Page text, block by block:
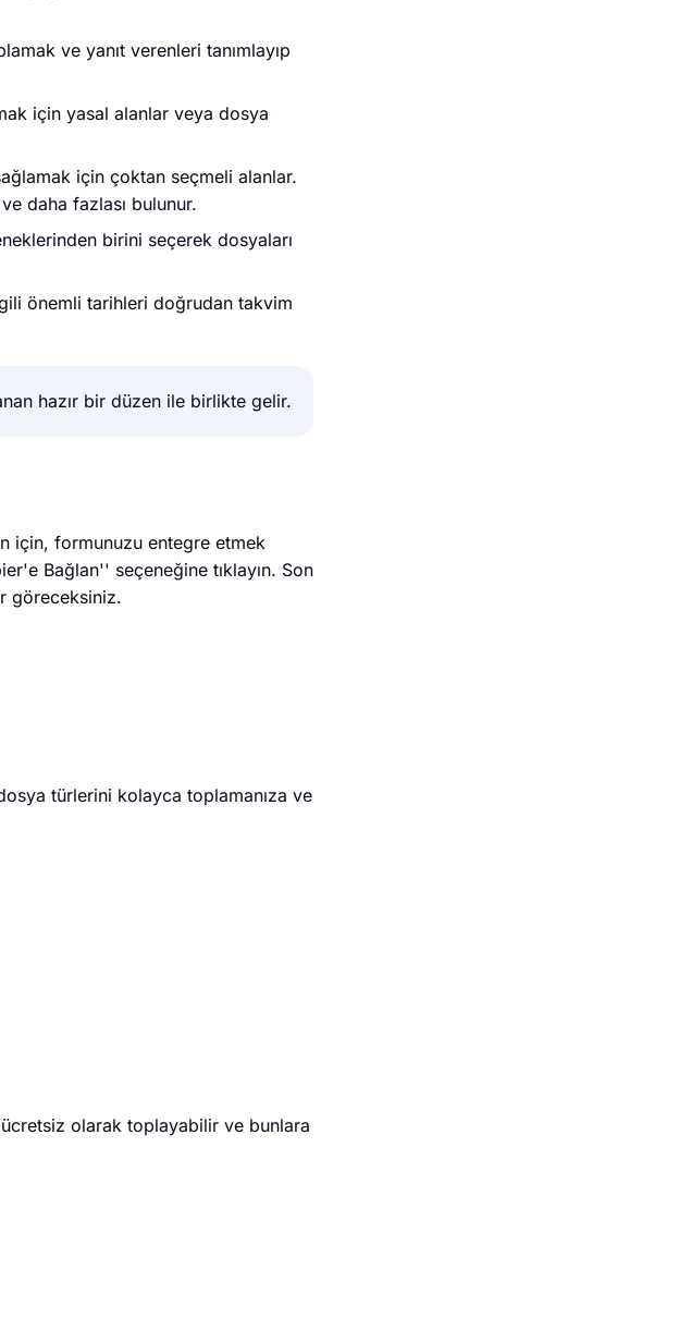
ve yanıt verenleri tanımlayıp
için yasal alanlar veya dosya
için çoktan seçmeli alanlar.
daha fazlası bulunur.
birini seçerek dosyaları
önemli tarihleri doğrudan takvim
hazır bir düzen ile birlikte gelir.
için, formunuzu entegre etmek
Bağlan'' seçeneğine tıklayın. Son
göreceksiniz.
türlerini kolayca toplamanıza ve
olarak toplayabilir ve bunlara